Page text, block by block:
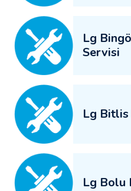
Lg
Servisi
Lg Bitlis
Lg Bolu